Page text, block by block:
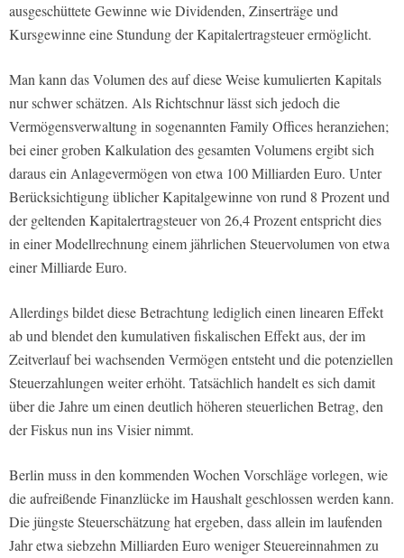
ausgeschüttete Gewinne wie Dividenden, Zinserträge und
Kursgewinne eine Stundung der Kapitalertragsteuer ermöglicht.
Man kann das Volumen des auf diese Weise kumulierten Kapitals
nur schwer schätzen. Als Richtschnur lässt sich jedoch die
Vermögensverwaltung in sogenannten Family Offices heranziehen;
bei einer groben Kalkulation des gesamten Volumens ergibt sich
daraus ein Anlagevermögen von etwa 100 Milliarden Euro. Unter
Berücksichtigung üblicher Kapitalgewinne von rund 8 Prozent und
der geltenden Kapitalertragsteuer von 26,4 Prozent entspricht dies
in einer Modellrechnung einem jährlichen Steuervolumen von etwa
einer Milliarde Euro.
Allerdings bildet diese Betrachtung lediglich einen linearen Effekt
ab und blendet den kumulativen fiskalischen Effekt aus, der im
Zeitverlauf bei wachsenden Vermögen entsteht und die potenziellen
Steuerzahlungen weiter erhöht. Tatsächlich handelt es sich damit
über die Jahre um einen deutlich höheren steuerlichen Betrag, den
der Fiskus nun ins Visier nimmt.
Berlin muss in den kommenden Wochen Vorschläge vorlegen, wie
die aufreißende Finanzlücke im Haushalt geschlossen werden kann.
Die jüngste Steuerschätzung hat ergeben, dass allein im laufenden
Jahr etwa siebzehn Milliarden Euro weniger Steuereinnahmen zu